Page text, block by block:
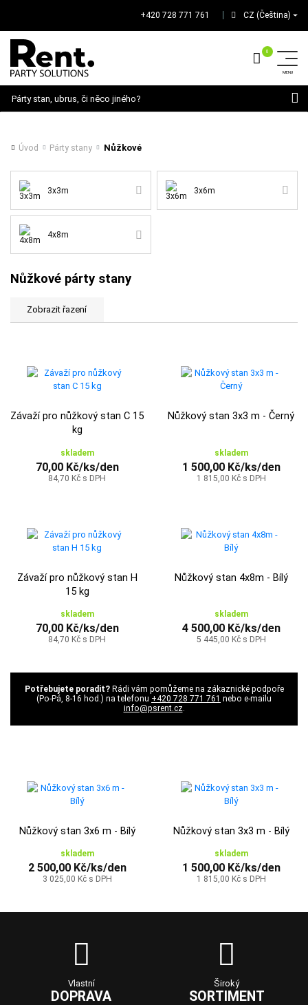
+420 728 771 761 CZ (Čeština)
Úvod Párty stany Nůžkové
3x3m 3x6m
4x8m
Nůžkové párty stany
Závaží pro nůžkový stan C 15
kg
skladem
70,00 Kč/ks/den
84,70 Kč s DPH
Nůžkový stan 3x3 m - Černý
skladem
1 500,00 Kč/ks/den
1 815,00 Kč s DPH
Závaží pro nůžkový stan H
15 kg
skladem
70,00 Kč/ks/den
84,70 Kč s DPH
Nůžkový stan 4x8m - Bílý
skladem
4 500,00 Kč/ks/den
5 445,00 Kč s DPH
Potřebujete poradit?Rádi vám pomůžeme na zákaznické podpoře
(Po-Pá, 8-16 hod.) na telefonu +420 728 771 761 nebo e-mailu
info@psrent.cz.
Nůžkový stan 3x6 m - Bílý
skladem
2 500,00 Kč/ks/den
3 025,00 Kč s DPH
Nůžkový stan 3x3 m - Bílý
skladem
1 500,00 Kč/ks/den
1 815,00 Kč s DPH
Vlastní
DOPRAVA
Široký
SORTIMENT